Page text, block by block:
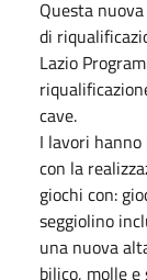
Questa
di
Lazio
cave.
I lavori
con la
giochi con:
seggiolino
una nuova
bilico, molle e